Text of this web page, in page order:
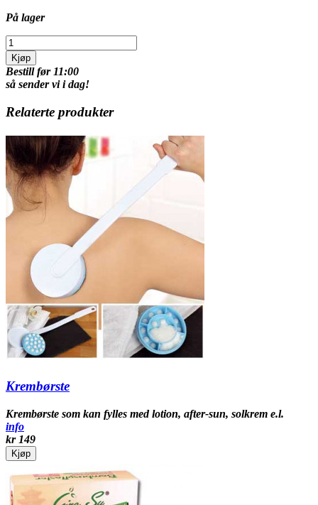
På lager
Kjøp
Bestill før 11:00
så sender vi i dag!
Relaterte produkter
Krembørste
Krembørste som kan fylles med lotion, after-sun, solkrem e.l.
info
kr 149
Kjøp